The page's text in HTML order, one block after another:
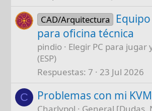
CAD/Arquitectura
para oficina técnica
pindio
Elegir PC para jugar
(ESP)
Respuestas 7 23 Jul 2026
C Problemas con mi KVM